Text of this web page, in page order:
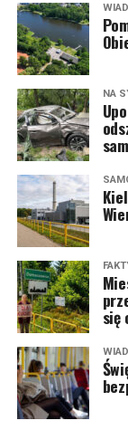
NA
się